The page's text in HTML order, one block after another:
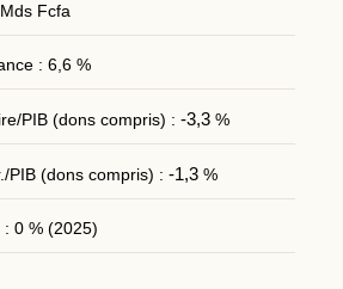
Fcfa
: 6,6 %
PIB (dons compris) : -3,3%
PIB (dons compris) : -1,3%
: 0 % (2025)